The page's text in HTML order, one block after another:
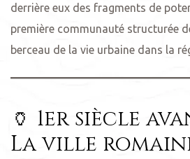
derrière eux des fragments de
première communauté structurée
berceau de la vie urbaine dans la
🏺 1er siècle
La ville